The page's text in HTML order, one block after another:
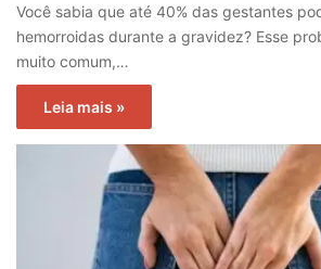
Você sabia que até 40% das gestantes
hemorroidas durante a gravidez? Esse
muito comum,…
Leia mais »